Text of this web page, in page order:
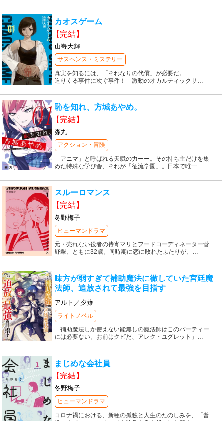
カオスゲーム
【完結】
山嵜大輝
サスペンス・ミステリー
真実を知るには、「それなりの代償」が必要だ。
迫りくる事件に次ぐ事件！ 激動のオカルティックサ…
恥を知れ、方城あやめ。
【完結】
森丸
アクション・冒険
「アニマ」と呼ばれる天賦の力ーー。その持ち主だけを集
めた特殊な学び舎、それが「征流学園」。日本で唯一…
スルーロマンス
【完結】
冬野梅子
ヒューマンドラマ
元・売れない役者の待宵マリとフードコーディネーター菅
野翠、ともに32歳。同時期に恋に敗れたふたりが、 …
味方が弱すぎて補助魔法に徹していた宮廷魔
法師、追放されて最強を目指す
アルト／夕薙
ライトノベル
「補助魔法しか使えない能無しの魔法師はこのパーティー
には必要ない。お前はクビだ、アレク・ユグレット」 …
まじめな会社員
【完結】
冬野梅子
ヒューマンドラマ
コロナ禍における、新種の孤独と人生のたのしみを、「普